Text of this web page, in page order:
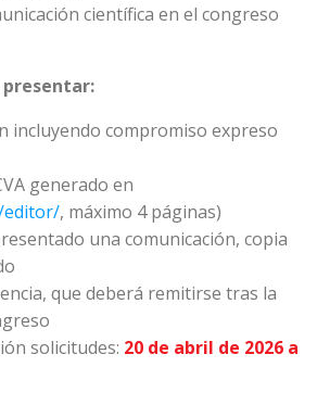
científica en el congreso
presentar:
incluyendo compromiso expreso
generado en
editor/, máximo 4 páginas)
una comunicación, copia
que deberá remitirse tras la
solicitudes: 20 de abril de 2026 a